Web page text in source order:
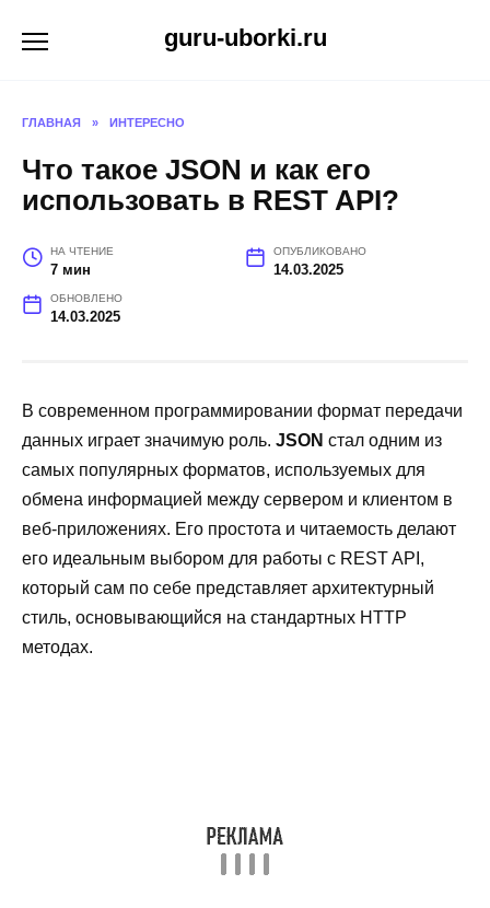
guru-uborki.ru
ГЛАВНАЯ » ИНТЕРЕСНО
Что такое JSON и как его
использовать в REST API?
НА ЧТЕНИЕ
7 мин
ОПУБЛИКОВАНО
14.03.2025
ОБНОВЛЕНО
14.03.2025
В современном программировании формат передачи
данных играет значимую роль. JSON стал одним из
самых популярных форматов, используемых для
обмена информацией между сервером и клиентом в
веб-приложениях. Его простота и читаемость делают
его идеальным выбором для работы с REST API,
который сам по себе представляет архитектурный
стиль, основывающийся на стандартных HTTP
методах.